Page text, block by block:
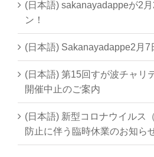
(日本語) sakanayadappeが2
ン！
(日本語) Sakanayadappe2月7
(日本語) 第15回すが波チャリ
開催中止のご案内
(日本語) 新型コロナウイルス
防止に伴う臨時休業のお知ら